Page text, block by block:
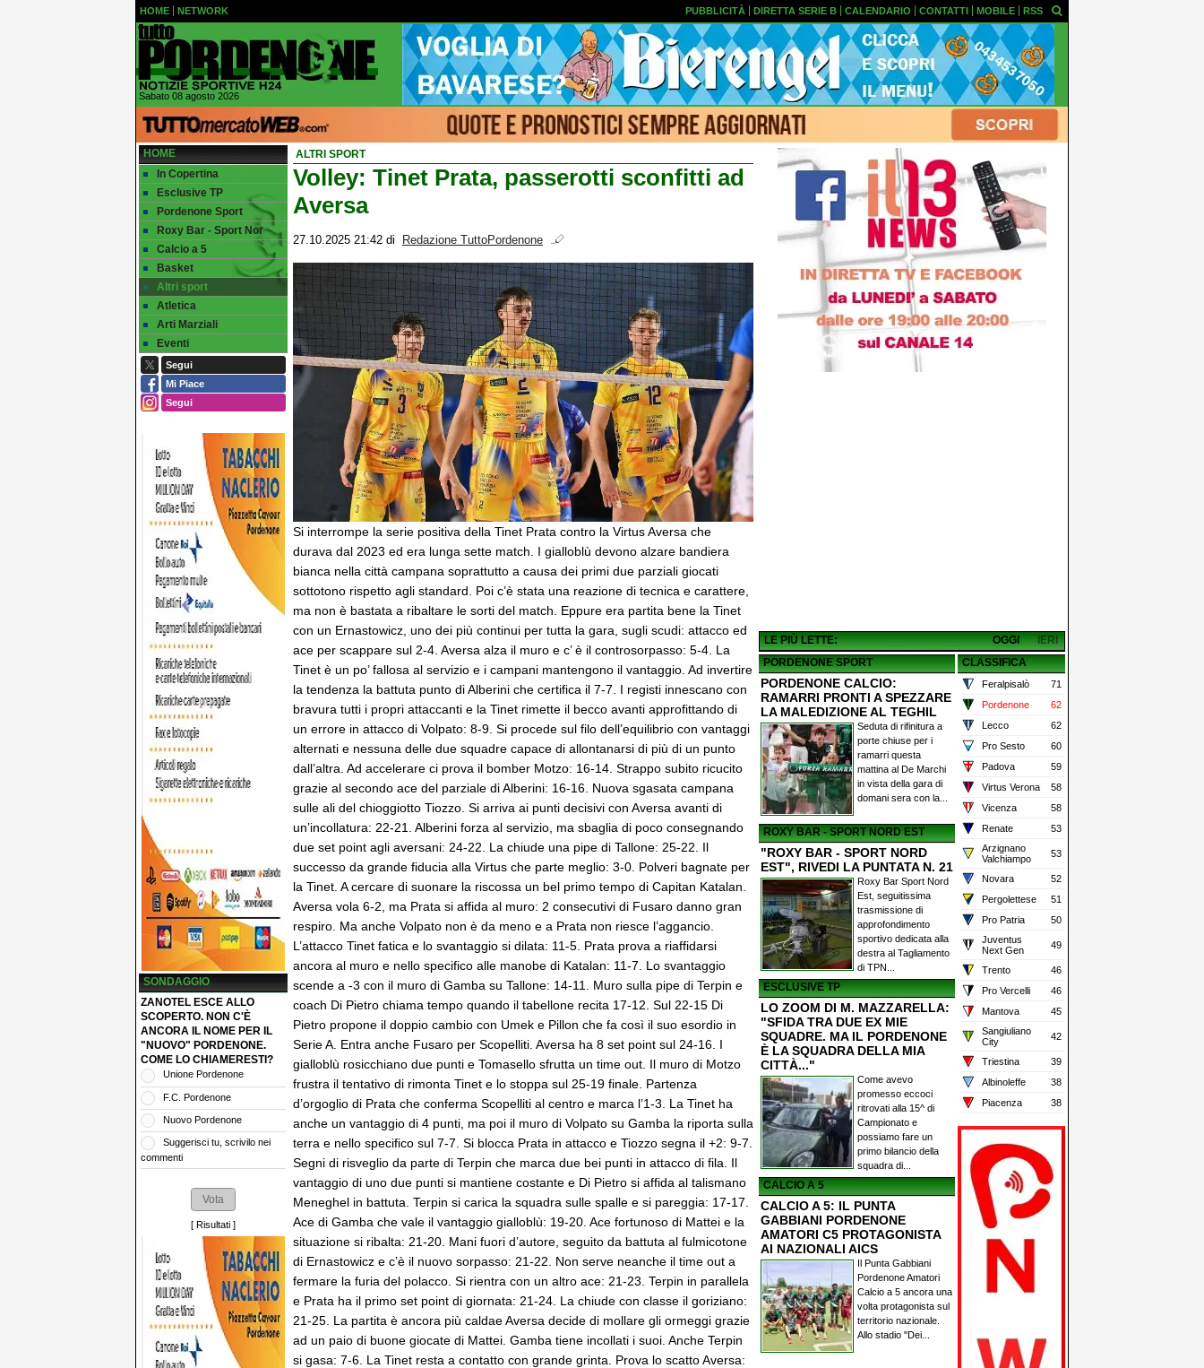
HOME NETWORK PUBBLICITÀ DIRETTA SERIE B CALENDARIO CONTATTI MOBILE RSS
Sabato 08 agosto 2026
HOME
In Copertina
Esclusive TP
Pordenone Sport
Roxy Bar - Sport Nor
Calcio a 5
Basket
Altri sport
Atletica
Arti Marziali
Eventi
Segui
Mi Piace
Segui
SONDAGGIO
ZANOTEL ESCE ALLO
SCOPERTO. NON C'È
ANCORA IL NOME PER IL
"NUOVO" PORDENONE.
COME LO CHIAMERESTI?
Unione Pordenone
F.C. Pordenone
Nuovo Pordenone
Suggerisci tu, scrivilo nei
commenti
[ Risultati ]
ALTRI SPORT
Volley: Tinet Prata, passerotti sconfitti ad
Aversa
27.10.2025 21:42 di Redazione TuttoPordenone
Si interrompe la serie positiva della Tinet Prata contro la Virtus Aversa che
durava dal 2023 ed era lunga sette match. I gialloblù devono alzare bandiera
bianca nella città campana soprattutto a causa dei primi due parziali giocati
sottotono rispetto agli standard. Poi c’è stata una reazione di tecnica e carattere,
ma non è bastata a ribaltare le sorti del match. Eppure era partita bene la Tinet
con un Ernastowicz, uno dei più continui per tutta la gara, sugli scudi: attacco ed
ace per scappare sul 2-4. Aversa alza il muro e c’ è il controsorpasso: 5-4. La
Tinet è un po’ fallosa al servizio e i campani mantengono il vantaggio. Ad invertire
la tendenza la battuta punto di Alberini che certifica il 7-7. I registi innescano con
bravura tutti i propri attaccanti e la Tinet rimette il becco avanti approfittando di
un errore in attacco di Volpato: 8-9. Si procede sul filo dell’equilibrio con vantaggi
alternati e nessuna delle due squadre capace di allontanarsi di più di un punto
dall’altra. Ad accelerare ci prova il bomber Motzo: 16-14. Strappo subito ricucito
grazie al secondo ace del parziale di Alberini: 16-16. Nuova sgasata campana
sulle ali del chioggiotto Tiozzo. Si arriva ai punti decisivi con Aversa avanti di
un’incollatura: 22-21. Alberini forza al servizio, ma sbaglia di poco consegnando
due set point agli aversani: 24-22. La chiude una pipe di Tallone: 25-22. Il
successo da grande fiducia alla Virtus che parte meglio: 3-0. Polveri bagnate per
la Tinet. A cercare di suonare la riscossa un bel primo tempo di Capitan Katalan.
Aversa vola 6-2, ma Prata si affida al muro: 2 consecutivi di Fusaro danno gran
respiro. Ma anche Volpato non è da meno e a Prata non riesce l’aggancio.
L’attacco Tinet fatica e lo svantaggio si dilata: 11-5. Prata prova a riaffidarsi
ancora al muro e nello specifico alle manobe di Katalan: 11-7. Lo svantaggio
scende a -3 con il muro di Gamba su Tallone: 14-11. Muro sulla pipe di Terpin e
coach Di Pietro chiama tempo quando il tabellone recita 17-12. Sul 22-15 Di
Pietro propone il doppio cambio con Umek e Pillon che fa così il suo esordio in
Serie A. Entra anche Fusaro per Scopelliti. Aversa ha 8 set point sul 24-16. I
gialloblù rosicchiano due punti e Tomasello sfrutta un time out. Il muro di Motzo
frustra il tentativo di rimonta Tinet e lo stoppa sul 25-19 finale. Partenza
d’orgoglio di Prata che conferma Scopelliti al centro e marca l’1-3. La Tinet ha
anche un vantaggio di 4 punti, ma poi il muro di Volpato su Gamba la riporta sulla
terra e nello specifico sul 7-7. Si blocca Prata in attacco e Tiozzo segna il +2: 9-7.
Segni di risveglio da parte di Terpin che marca due bei punti in attacco di fila. Il
vantaggio di uno due punti si mantiene costante e Di Pietro si affida al talismano
Meneghel in battuta. Terpin si carica la squadra sulle spalle e si pareggia: 17-17.
Ace di Gamba che vale il vantaggio gialloblù: 19-20. Ace fortunoso di Mattei e la
situazione si ribalta: 21-20. Mani fuori d’autore, seguito da battuta al fulmicotone
di Ernastowicz e c’è il nuovo sorpasso: 21-22. Non serve neanche il time out a
fermare la furia del polacco. Si rientra con un altro ace: 21-23. Terpin in parallela
e Prata ha il primo set point di giornata: 21-24. La chiude con classe il goriziano:
21-25. La partita è ancora più caldae Aversa decide di mollare gli ormeggi grazie
ad un paio di buone giocate di Mattei. Gamba tiene incollati i suoi. Anche Terpin
si gasa: 7-6. La Tinet resta a contatto con grande grinta. Prova lo scatto Aversa:
LE PIÙ LETTE: IERI
OGGI
PORDENONE SPORT
PORDENONE CALCIO:
RAMARRI PRONTI A SPEZZARE
LA MALEDIZIONE AL TEGHIL
Seduta di rifinitura a
porte chiuse per i
ramarri questa
mattina al De Marchi
in vista della gara di
domani sera con la...
ROXY BAR - SPORT NORD EST
"ROXY BAR - SPORT NORD
EST", RIVEDI LA PUNTATA N. 21
Roxy Bar Sport Nord
Est, seguitissima
trasmissione di
approfondimento
sportivo dedicata alla
destra al Tagliamento
di TPN...
ESCLUSIVE TP
LO ZOOM DI M. MAZZARELLA:
"SFIDA TRA DUE EX MIE
SQUADRE. MA IL PORDENONE
È LA SQUADRA DELLA MIA
CITTÀ..."
Come avevo
promesso eccoci
ritrovati alla 15^ di
Campionato e
possiamo fare un
primo bilancio della
squadra di...
CALCIO A 5
CALCIO A 5: IL PUNTA
GABBIANI PORDENONE
AMATORI C5 PROTAGONISTA
AI NAZIONALI AICS
Il Punta Gabbiani
Pordenone Amatori
Calcio a 5 ancora una
volta protagonista sul
territorio nazionale.
Allo stadio "Dei...
CLASSIFICA
Feralpisalò
71
Pordenone
62
Lecco
62
Pro Sesto
60
Padova
59
Virtus Verona
58
Vicenza
58
Renate
53
Arzignano
Valchiampo
53
Novara
52
Pergolettese
51
Pro Patria
50
Juventus
Next Gen
49
Trento
46
Pro Vercelli
46
Mantova
45
Sangiuliano
City
42
Triestina
39
Albinoleffe
38
Piacenza
38